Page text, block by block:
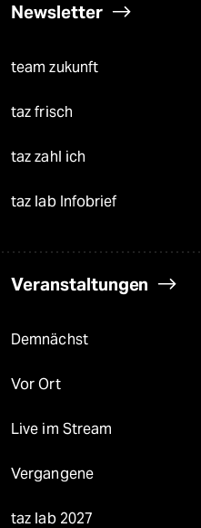
Newsletter
team zukunft
taz frisch
taz zahl ich
taz lab Infobrief
Veranstaltungen
Demnächst
Vor Ort
Live im Stream
Vergangene
taz lab 2027